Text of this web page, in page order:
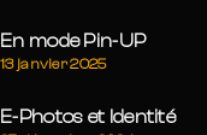
En mode Pin-UP
13 janvier 2025
E-Photos et Identité